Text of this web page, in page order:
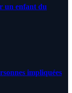
un enfant du
impliquées